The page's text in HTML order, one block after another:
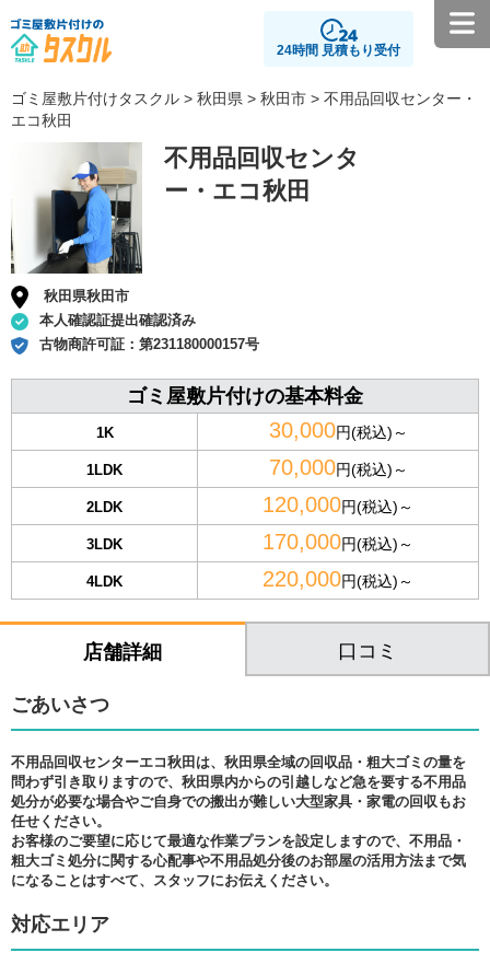
24時間 見積もり受付
ゴミ屋敷片付けタスクル > 秋田県 > 秋田市 > 不用品回収センター・
エコ秋田
不用品回収センタ
ー・エコ秋田
秋田県秋田市
本人確認証提出確認済み
古物商許可証： 第231180000157号
ゴミ屋敷片付けの基本料金
1K 30,000円(税込)～
1LDK 70,000円(税込)～
2LDK 120,000円(税込)～
3LDK 170,000円(税込)～
4LDK 220,000円(税込)～
店舗詳細 口コミ
ごあいさつ
不用品回収センターエコ秋田は、秋田県全域の回収品・粗大ゴミの量を
問わず引き取りますので、秋田県内からの引越しなど急を要する不用品
処分が必要な場合やご自身での搬出が難しい大型家具・家電の回収もお
任せください。
お客様のご要望に応じて最適な作業プランを設定しますので、不用品・
粗大ゴミ処分に関する心配事や不用品処分後のお部屋の活用方法まで気
になることはすべて、スタッフにお伝えください。
対応エリア